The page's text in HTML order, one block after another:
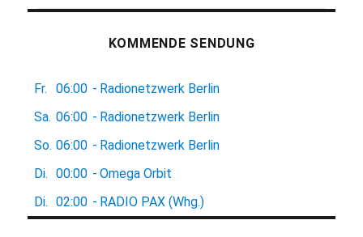
KOMMENDE SENDUNG
Fr. 06:00 - Radionetzwerk Berlin
Sa. 06:00 - Radionetzwerk Berlin
So. 06:00 - Radionetzwerk Berlin
Di.
00:00 - Omega Orbit
Di.
02:00 - RADIO PAX (Whg.)